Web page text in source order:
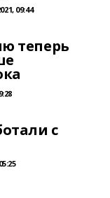
09:44
теперь
с